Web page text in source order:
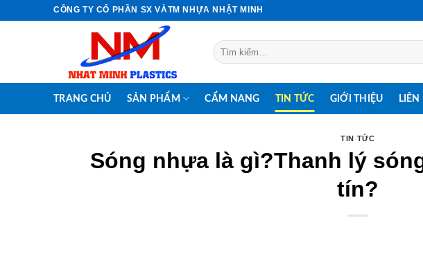
CÔNG TY CỔ PHẦN SX VÀTM NHỰA NHẬT MINH
Tìm
kiếm:
TRANG CHỦ SẢN PHẨM CẨM NANG TIN TỨC GIỚI THIỆU LIÊN
TIN TỨC
Sóng nhựa là gì?Thanh lý
tín?